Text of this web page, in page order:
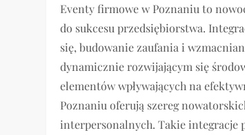
Eventy firmowe w Poznaniu to
do sukcesu przedsiębiorstwa.
się, budowanie zaufania i
dynamicznie rozwijającym się
elementów wpływających na
Poznaniu oferują szereg
interpersonalnych. Takie integracje